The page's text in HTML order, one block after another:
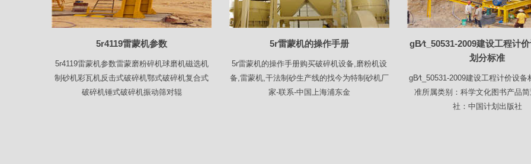
5r4119雷蒙机参数
5r4119雷蒙机参数雷蒙磨粉碎机球磨机磁选机
制砂机彩瓦机反击式破碎机鄂式破碎机复合式
破碎机锤式破碎机振动筛对辊
5r雷蒙机的操作手册
5r雷蒙机的操作手册购买破碎机设备,磨粉机设
备,雷蒙机,干法制砂生产线的找今为特制砂机厂
家-联系-中国上海浦东金
gB∕t_50531-2009建设工程计
划分标准
gB∕t_50531-2009建设工程计价设备
准所属类别：科学文化图书产品
社：中国计划出版社